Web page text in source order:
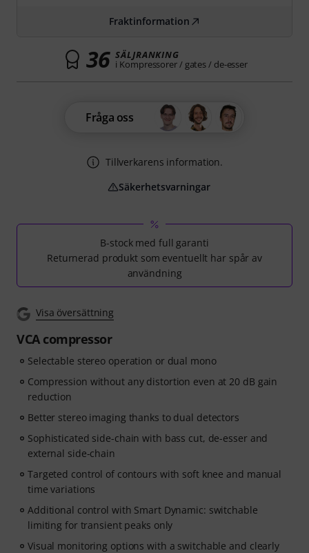
B-stock med full garanti
Returnerad produkt som eventuellt har spår av
användning
Visa översättning
VCA compressor
Selectable stereo operation or dual mono
Compression without any distortion even at 20 dB gain
reduction
Better stereo imaging thanks to dual detectors
Sophisticated side-chain with bass cut, de-esser and
external side-chain
Targeted control of contours with soft knee and manual
time variations
Additional control with Smart Dynamic: switchable
limiting for transient peaks only
Visual monitoring options with a switchable and clearly
Fraktinformation
36 SÄLJRANKING
i Kompressorer / gates / de-esser
Fråga oss
Tillverkarens information.
Säkerhetsvarningar